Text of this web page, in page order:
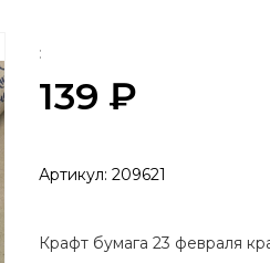
:
139 ₽
Артикул: 209621
Крафт бумага 23 февраля